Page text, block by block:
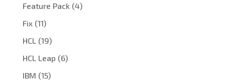
Feature Pack (4)
Fix(11)
HCL (19)
HCL Leap (6)
IBM (15)